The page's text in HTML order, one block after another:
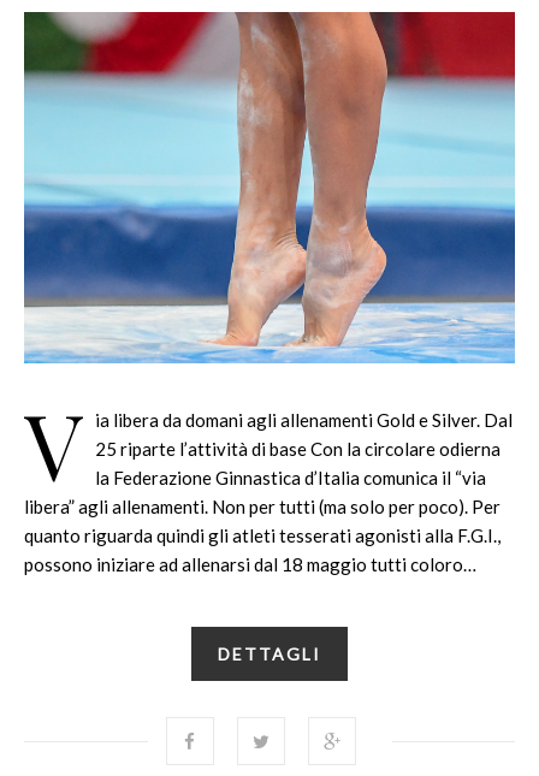
V
ia libera da domani agli allenamenti Gold e Silver. Dal
25 riparte l’attività di base Con la circolare odierna
la Federazione Ginnastica d’Italia comunica il “via
libera” agli allenamenti. Non per tutti (ma solo per poco). Per
quanto riguarda quindi gli atleti tesserati agonisti alla F.G.I.,
possono iniziare ad allenarsi dal 18 maggio tutti coloro…
DETTAGLI